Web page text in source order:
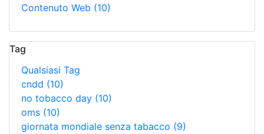
Contenuto Web (10)
Tag
Qualsiasi Tag
cndd (10)
no tobacco day (10)
oms (10)
giornata mondiale senza tabacco (9)